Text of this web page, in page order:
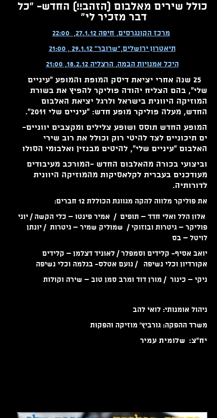
כולל שירים מאלבום (הזהב!!) החדש- "כל
דבר מזכיר לי"
מרכז הקונגרסים, חיפה 27.1.12, 22:00
תיאטרון ירושלים,"שרובר" 29.1.12 , 21:00
היכל אמנויות הבמה, הרצליה 18.2.12, 21:00
25 שנה אחרי יציאת דיסק המופת והמופע
"עיניים
שלי", בהם הצליח יהודה פוליקר להפיץ את בשורת
המוזיקה היוונית בישראל ולרגל יציאת האלבום
החדש, מעלה פוליקר מופע חדש: "עיניים שלי 2011".
המופע החדש תוסס ושופע צלילים ומקצבים יווניים-
ים תיכוניים לצד להיטי רוק וכולל את רוב שירי
האלבום "עיניים שלי", להיטים מבנזין ואלבומי הסולו
וביצועי בכורה מהאלבום החדש -המורכב מעיבודים
מעודכנים בעברית לקלאסיקות מהמוזיקה היוונית
לדורותיה.
את פוליקר מלווה להקה מגוונת הכוללת 12 חברים:
אלון הלל ואלי חדד – תופים / אמיר פינטו – כלי הקשה / יוני
פוליקר – גיטרות ובוזוקי / שמוליק שמיר – גיטרות / יונתן
לויטל – בס
יואב אסיף- קלידים וסמפלר / לאוניד דצלמן – קלידים
אקורדיון וכלי נשיפה / נועם אטלס- בגלמה וכלי נשיפה
ניקי – כינור / מורן דוד ומרב סמן טוב – שירה וקולות
ניהול אומנותי: לואי להב
משרד ההפקה: גורביץ' מוזיקה והפקות
יח"צ: שלומית עמיר